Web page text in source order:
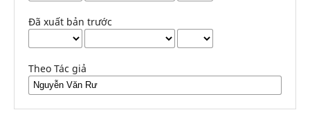
Đã xuất bản trước
Theo Tác giả